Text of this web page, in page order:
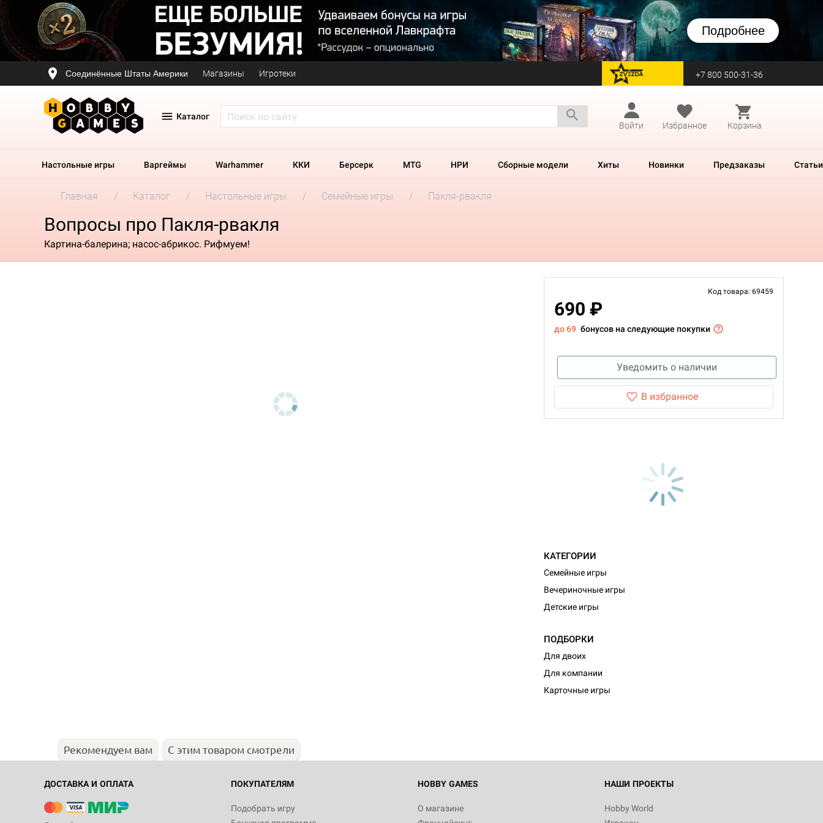
Подробнее
Соединённые Штаты Америки Магазины Игротеки перейти на Zvezda +7 800 500-31-36
Каталог
Войти
Избранное Корзина
Настольные игры Варгеймы Warhammer ККИ Берсерк MTG НРИ Сборные модели Хиты Новинки Предзаказы Статьи
Главная Каталог Настольные игры Семейные игры Пакля-рвакля
Вопросы про Пакля-рвакля
Картина-балерина; насос-абрикос. Рифмуем!
Код товара: 69459
690 ₽
до 69 бонусов на следующие покупки
Уведомить о наличии
В избранное
КАТЕГОРИИ
Семейные игры
Вечериночные игры
Детские игры
ПОДБОРКИ
Для двоих
Для компании
Карточные игры
Рекомендуем вам С этим товаром смотрели
ДОСТАВКА И ОПЛАТА ПОКУПАТЕЛЯМ
Подобрать игру
HOBBY GAMES
О магазине
НАШИ ПРОЕКТЫ
Hobby World